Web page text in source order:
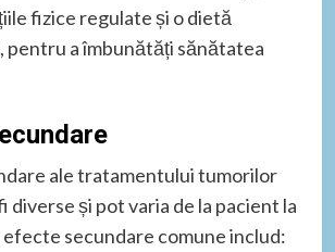
fizice regulate și o dietă
pentru a îmbunătăți sănătatea
ale tratamentului tumorilor
diverse și pot varia de la pacient la
secundare comune includ: